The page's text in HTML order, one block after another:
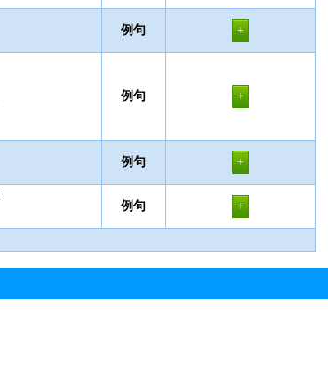
例句
例句
例句
例句